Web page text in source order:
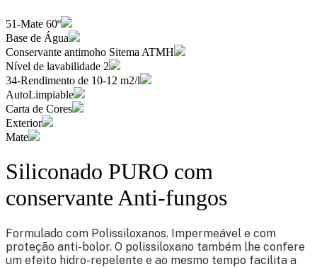
51-Mate 60º
Base de Água
Conservante antimoho Sitema ATMH
Nível de lavabilidade 2
34-Rendimento de 10-12 m2/l
AutoLimpiable
Carta de Cores
Exterior
Mate
Siliconado PURO com
conservante Anti-fungos
Formulado com Polissiloxanos. Impermeável e com
proteção anti-bolor. O polissiloxano também lhe confere
um efeito hidro-repelente e ao mesmo tempo facilita a